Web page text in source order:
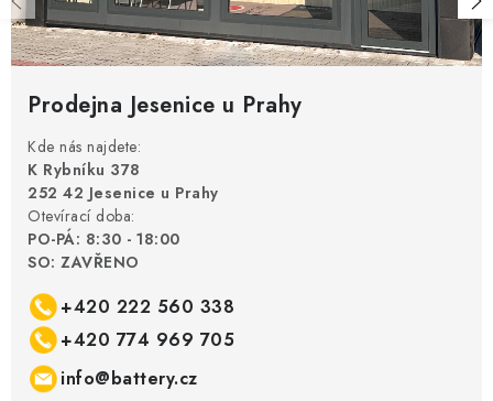
Prodejna Jesenice u Prahy
Kde nás najdete:
K Rybníku 378
252 42 Jesenice u Prahy
Otevírací doba:
PO-PÁ: 8:30 - 18:00
SO: ZAVŘENO
+420 222 560 338
+420 774 969 705
info@battery.cz